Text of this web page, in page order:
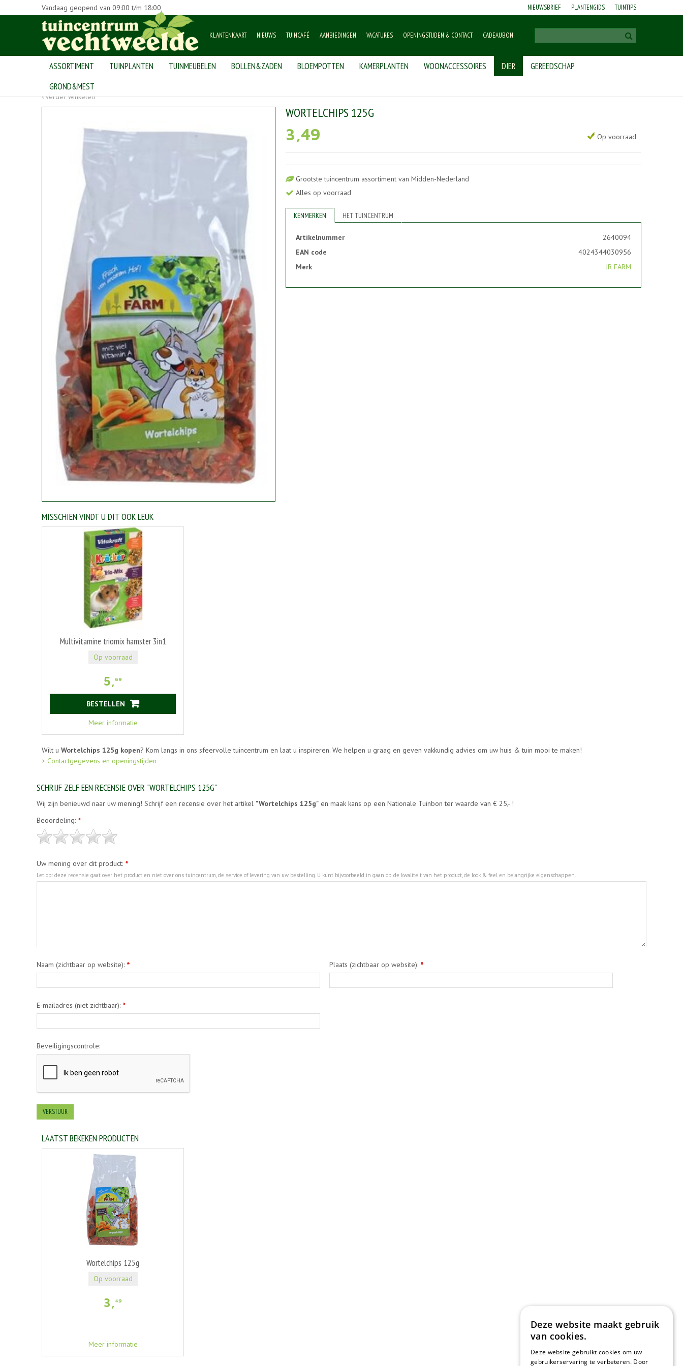
Home > Producten
Vandaag geopend van 09:00 t/m 18:00 NIEUWSBRIEF PLANTENGIDS TUINTIPS
KLANTENKAART NIEUWS TUINCAFÉ AANBIEDINGEN VACATURES OPENINGSTIJDEN & CONTACT CADEAUBON
ASSORTIMENT TUINPLANTEN TUINMEUBELEN BOLLEN&ZADEN BLOEMPOTTEN KAMERPLANTEN WOONACCESSOIRES DIER
GEREEDSCHAP
GROND&MEST
Verder winkelen
WORTELCHIPS 125G
3,49 Op voorraad
Grootste tuincentrum assortiment van Midden-Nederland
Alles op voorraad
KENMERKEN HET TUINCENTRUM
Artikelnummer
2640094
EAN code
4024344030956
Merk
JR FARM
MISSCHIEN VINDT U DIT OOK LEUK
Multivitamine triomix hamster 3in1
5,69
Meer informatie
BESTELLEN
Op voorraad
Wilt u Wortelchips 125g kopen? Kom langs in ons sfeervolle tuincentrum en laat u inspireren. We helpen u graag en geven vakkundig advies om uw huis & tuin mooi te maken!
> Contactgegevens en openingstijden
SCHRIJF ZELF EEN RECENSIE OVER "WORTELCHIPS 125G"
Wij zijn benieuwd naar uw mening! Schrijf een recensie over het artikel "Wortelchips 125g" en maak kans op een Nationale Tuinbon ter waarde van € 25,- !
Beoordeling: *
Uw mening over dit product: *
Let op: deze recensie gaat over het product en niet over ons tuincentrum, de service of levering van uw bestelling. U kunt bijvoorbeeld in gaan op de kwaliteit van het product, de look & feel en belangrijke eigenschappen.
Naam (zichtbaar op website): * Plaats (zichtbaar op website): *
E-mailadres (niet zichtbaar): *
Beveiligingscontrole:
LAATST BEKEKEN PRODUCTEN
Wortelchips 125g
3,49
Meer informatie
Op voorraad
Deze website maakt gebruik
van cookies.
Deze website gebruikt cookies om uw
gebruikerservaring te verbeteren. Door